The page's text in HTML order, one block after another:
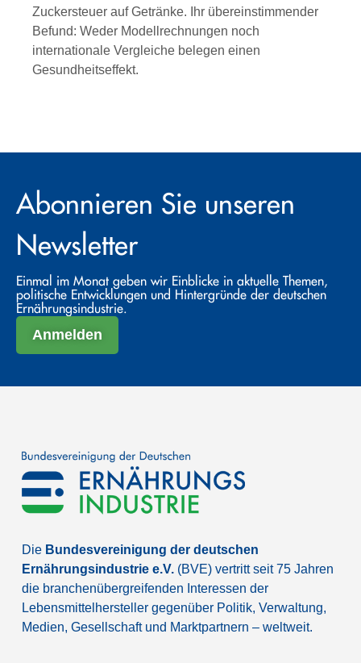
Zuckersteuer auf Getränke. Ihr übereinstimmender
Befund: Weder Modellrechnungen noch
internationale Vergleiche belegen einen
Gesundheitseffekt.
Abonnieren Sie unseren
Newsletter
Einmal im Monat geben wir Einblicke in aktuelle Themen,
politische Entwicklungen und Hintergründe der deutschen
Ernährungsindustrie.
Anmelden
Die Bundesvereinigung der deutschen
Ernährungsindustrie e.V. (BVE) vertritt seit 75 Jahren
die branchenübergreifenden Interessen der
Lebensmittelhersteller gegenüber Politik, Verwaltung,
Medien, Gesellschaft und Marktpartnern – weltweit.